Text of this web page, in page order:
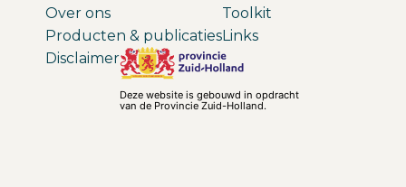
Over ons
Producten & publicaties
Toolkit
Links
Disclaimer
Deze website is gebouwd in opdracht
van de Provincie Zuid-Holland.